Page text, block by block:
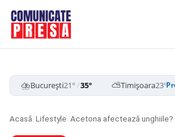
⛈️București21°/35° ⛅Timișoara23°/
Acasă/Lifestyle/